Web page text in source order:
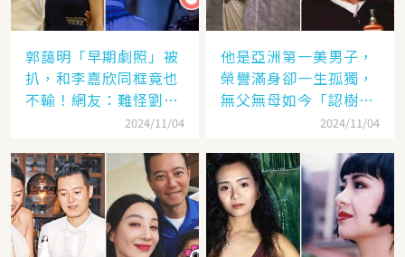
郭藹明「早期劇照」被
扒，和李嘉欣同框竟也
不輸！網友：難怪劉青
2024/11/04
他是亞洲第一美男子，
榮譽滿身卻一生孤獨，
無父無母如今「認樹為
祖父母」：太凄涼2024/11/04